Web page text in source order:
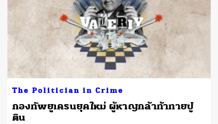
The Politician in Crime
กองทัพยูเครนยุคใหม่ ผู้หาญกล้าท้าทายปู
ติน